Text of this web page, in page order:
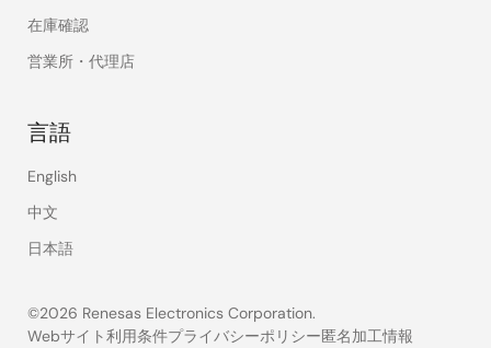
在庫確認
営業所・代理店
言語
English
中文
日本語
©2026 Renesas Electronics Corporation.
Webサイト利用条件プライバシーポリシー匿名加工情報